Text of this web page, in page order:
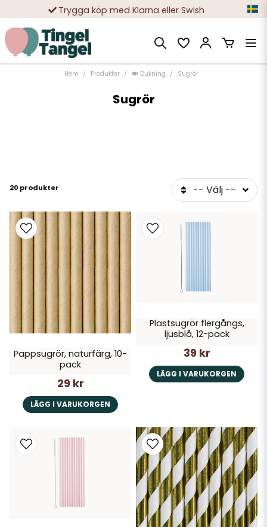
Trygga köp med Klarna eller Swish
10 000-tals nöjda kunder
Hem Produkter 🍽️ Dukning Sugrör
Sugrör
20 produkter -- Välj --
Pappsugrör, naturfärg, 10-
pack
29 kr
LÄGG I VARUKORGEN
Plastsugrör flergångs,
ljusblå, 12-pack
39 kr
LÄGG I VARUKORGEN